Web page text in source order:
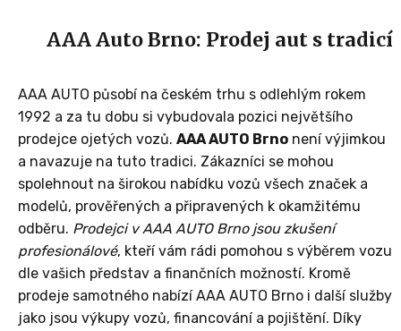
AAA Auto Brno: Prodej aut s tradicí
AAA AUTO působí na českém trhu s odlehlým rokem
1992 a za tu dobu si vybudovala pozici největšího
prodejce ojetých vozů. AAA AUTO Brno není výjimkou
a navazuje na tuto tradici. Zákazníci se mohou
spolehnout na širokou nabídku vozů všech značek a
modelů, prověřených a připravených k okamžitému
odběru. Prodejci v AAA AUTO Brno jsou zkušení
profesionálové, kteří vám rádi pomohou s výběrem vozu
dle vašich představ a finančních možností. Kromě
prodeje samotného nabízí AAA AUTO Brno i další služby
jako jsou výkupy vozů, financování a pojištění. Díky